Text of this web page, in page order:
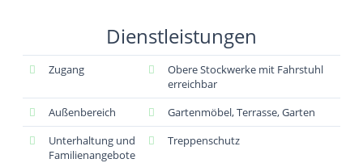
Dienstleistungen
Zugang
Obere Stockwerke mit Fahrstuhl
erreichbar
Außenbereich
Gartenmöbel, Terrasse, Garten
Unterhaltung und
Familienangebote
Treppenschutz